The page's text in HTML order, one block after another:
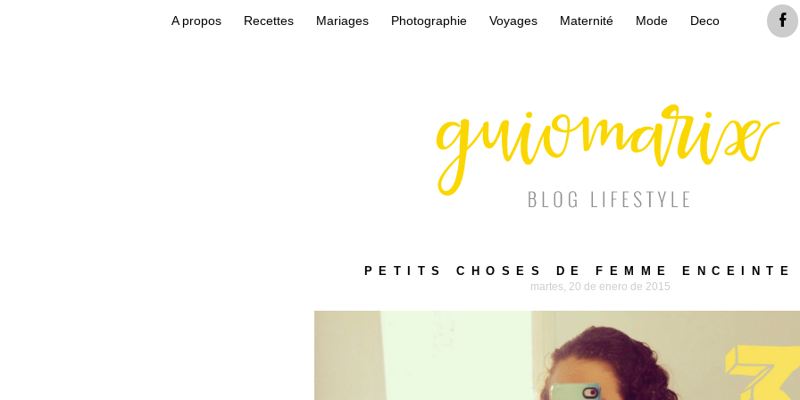
A propos Recettes Mariages Photographie Voyages Maternité Mode Deco
PETITS CHOSES DE FEMME
martes, 20 de enero de 2015